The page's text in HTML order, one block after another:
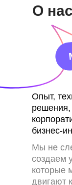
Мы не
создаем
которые
двигают
Опыт,
бизнес-
О нас